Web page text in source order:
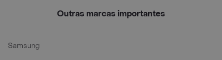
Outras marcas importantes
Samsung